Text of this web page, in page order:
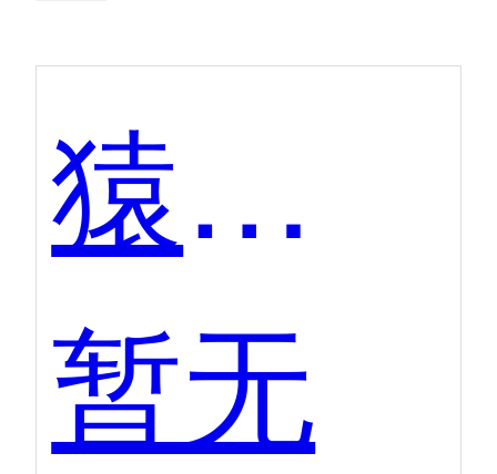
猿圈AI在线考试系统
暂无